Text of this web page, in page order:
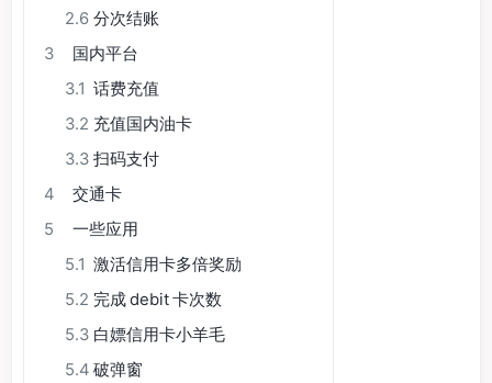
2.6 分次结账
3
国内平台
3.1 话费充值
3.2 充值国内油卡
3.3 扫码支付
4
交通卡
5
一些应用
5.1 激活信用卡多倍奖励
5.2 完成 debit 卡次数
5.3 白嫖信用卡小羊毛
5.4 破弹窗